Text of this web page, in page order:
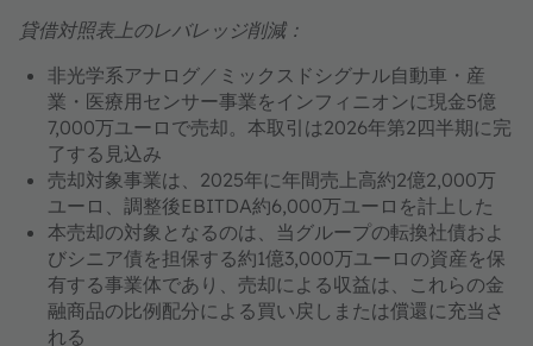
貸借対照表上のレバレッジ削減：
非光学系アナログ／ミックスドシグナル自動車・産
業・医療用センサー事業をインフィニオンに現金5億
7,000万ユーロで売却。本取引は2026年第2四半期に完
了する見込み
売却対象事業は、2025年に年間売上高約2億2,000万
ユーロ、調整後EBITDA約6,000万ユーロを計上した
本売却の対象となるのは、当グループの転換社債およ
びシニア債を担保する約1億3,000万ユーロの資産を保
有する事業体であり、売却による収益は、これらの金
融商品の比例配分による買い戻しまたは償還に充当さ
れる